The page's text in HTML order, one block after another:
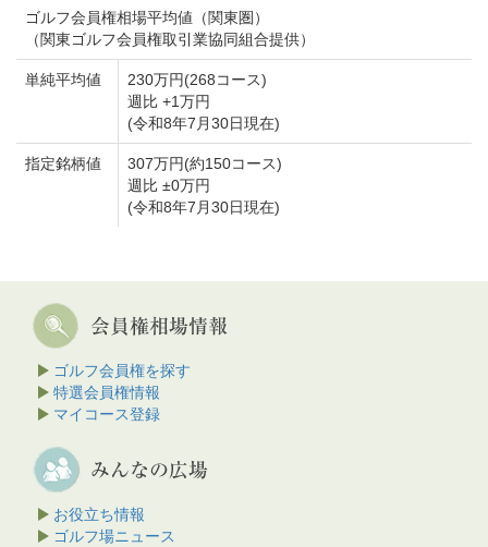
ゴルフ会員権相場平均値（関東圏）
（関東ゴルフ会員権取引業協同組合提供）
単純平均値
230万円(268コース)
週比 +1万円
(令和8年7月30日現在)
指定銘柄値
307万円(約150コース)
週比 ±0万円
(令和8年7月30日現在)
ゴルフ会員権を探す
特選会員権情報
マイコース登録
お役立ち情報
ゴルフ場ニュース